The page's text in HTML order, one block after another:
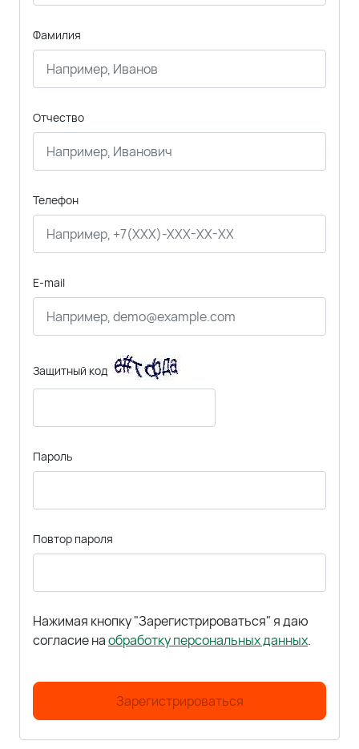
Фамилия
Отчество
Телефон
E-mail
Защитный код
Пароль
Повтор пароля
Нажимая кнопку "Зарегистрироваться" я даю
согласие наобработку персональных данных.
Зарегистрироваться